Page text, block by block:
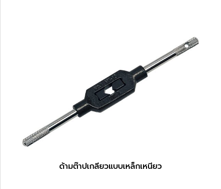
ด้ามต๊าปเกลียวแบบเหล็กเหนียว